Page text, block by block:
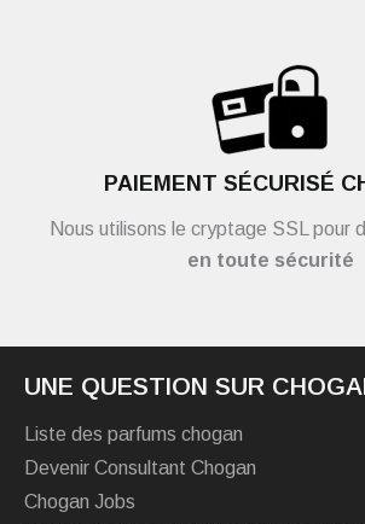
PAIEMENT SÉCURISÉ
Nous utilisons le cryptage SSL pour
en toute sécurité
UNE QUESTION SUR
Liste des parfums chogan
Devenir Consultant Chogan
Chogan Jobs